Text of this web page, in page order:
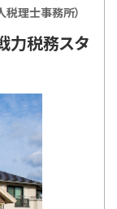
税理士事務所）
力税務スタ